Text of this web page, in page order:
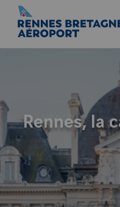
Rennes, la